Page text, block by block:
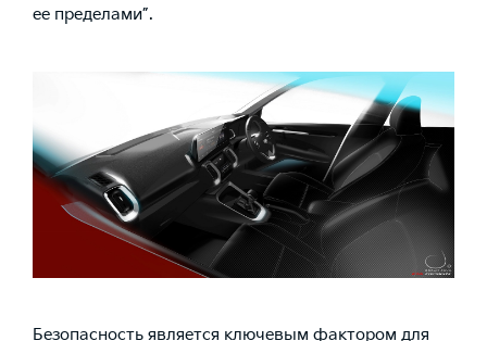
ее пределами”.
Безопасность является ключевым фактором для